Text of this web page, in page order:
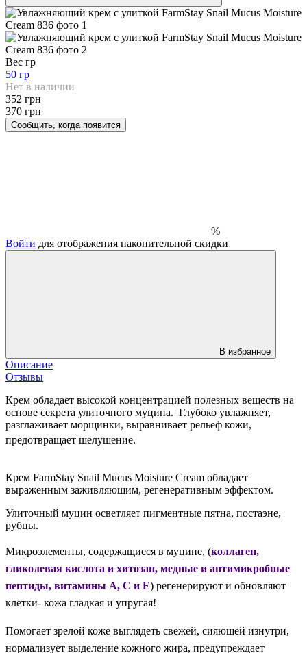
Вес гр
50 гр
Нет в наличии
352 грн
370 грн
Сообщить, когда появится
%
Войти для отображения накопительной скидки
В избранное
Описание
Отзывы
Крем обладает высокой концентрацией полезных веществ на
основе секрета улиточного муцина. Глубоко увлажняет,
разглаживает морщинки, выравнивает рельеф кожи,
предотвращает шелушение.
Крем FarmStay Snail Mucus Moisture Cream обладает
выраженным заживляющим, регенеративным эффектом.
Улиточный муцин осветляет пигментные пятна, постаэне,
рубцы.
Микроэлементы, содержащиеся в муцине, (коллаген,
гликолевая кислота и хитозан, медные и антимикробные
пептиды, витамины А, С и Е) регенерируют и обновляют
клетки- кожа гладкая и упругая!
Помогает зрелой коже выглядеть свежей, сияющей изнутри,
нормализует выделение кожного жира, предупреждает